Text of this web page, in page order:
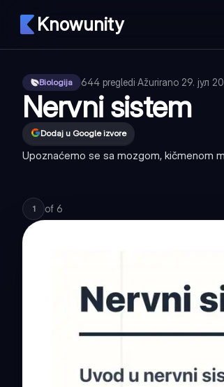
Knowunity
Biologija 644 pregledi·Ažurirano 29. јул
Nervni sistem
Dodaj u Google izvore
Upoznaćemo se sa mozgom, kičmenom
1 of 6